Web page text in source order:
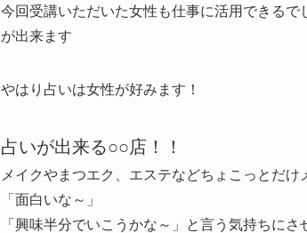
今回受講いただいた女性も仕事に活用できる
が出来ます
やはり占いは女性が好みます！
占いが出来る○○店！！
メイクやまつエク、エステなどちょこっとだけ
「面白いな～」
「興味半分でいこうかな～」と言う気持ちにさ